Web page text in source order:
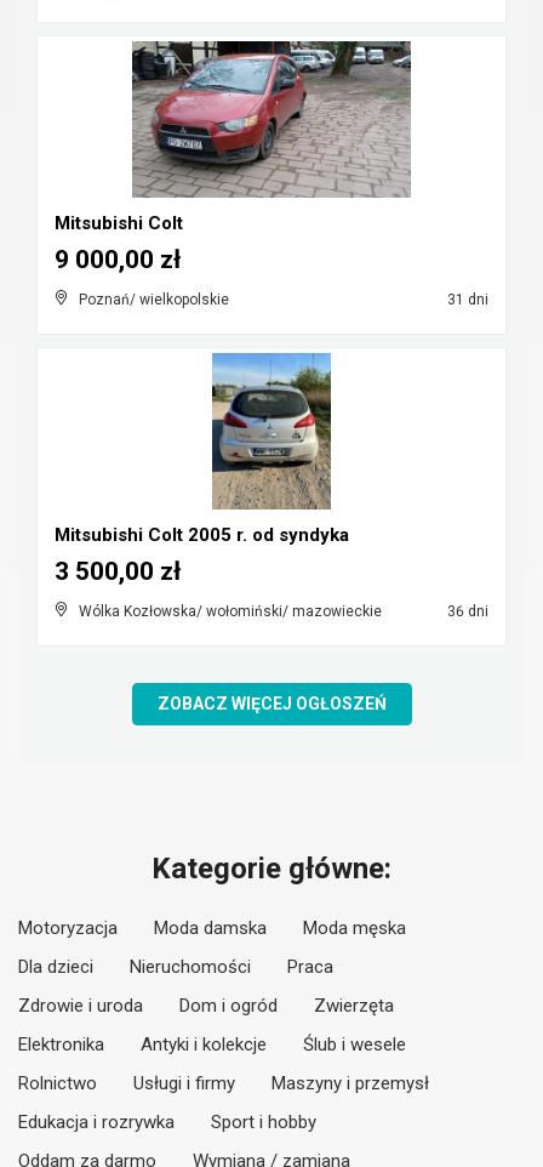
Mitsubishi Colt
Poznań/ wielkopolskie 31 dni
9 000,00 zł
Mitsubishi Colt 2005 r. od syndyka
Wólka Kozłowska/ wołomiński/ mazowieckie 36 dni
3 500,00 zł
ZOBACZ WIĘCEJ OGŁOSZEŃ
Kategorie główne:
Motoryzacja Moda damska
Moda męska
Dla dzieci
Nieruchomości
Praca
Zdrowie i uroda
Dom i ogród
Zwierzęta
Elektronika
Antyki i kolekcje
Ślub i wesele
Rolnictwo
Usługi i firmy
Maszyny i przemysł
Edukacja i rozrywka
Sport i hobby
Oddam za darmo
Wymiana / zamiana